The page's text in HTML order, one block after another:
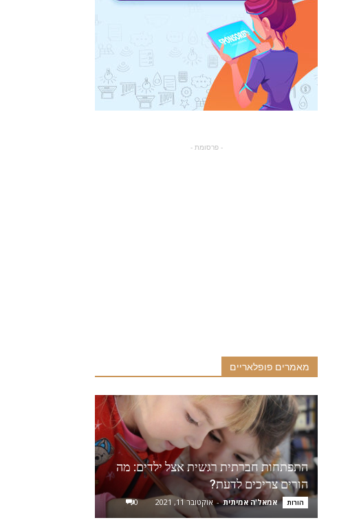
- פרסומת -
מאמרים פופלאריים
התפתחות חברתית רגשית אצל ילדים: מה
הורים צריכים לדעת?
הורות אמאל'ה אמיתית - אוקטובר 11, 2021 0